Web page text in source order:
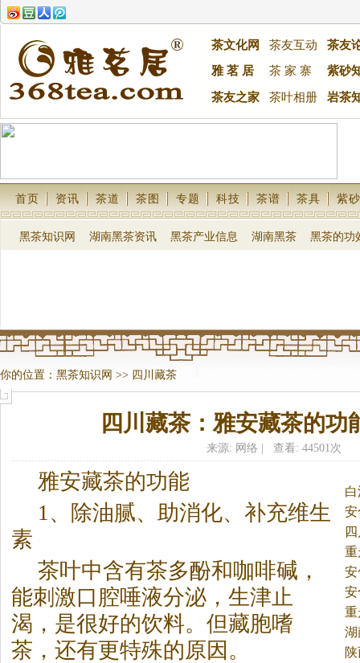
茶文化网 茶友互动
茶友
雅 茗 居
茶 家 寨 紫砂
茶友之家 茶叶相册 岩茶
首页 资讯 茶道 茶图 专题 科技 茶谱 茶具 紫砂
黑茶知识网 湖南黑茶资讯 黑茶产业信息 湖南黑茶 黑茶的功
你的位置： 黑茶知识网 >> 四川藏茶
四川藏茶：雅安藏茶的功
来源: 网络 | 查看: 44501次
专
成
茶
中
的
雅安藏茶的功能
1、除油腻、助消化、补充维生
素
茶叶中含有茶多酚和咖啡碱，
能刺激口腔唾液分泌，生津止
渴，是很好的饮料。 但藏胞嗜
茶，还有更特殊的原因。